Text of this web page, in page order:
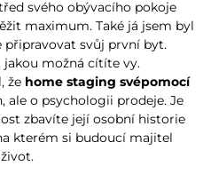
svého obývacího pokoje
maximum. Také já jsem byl
připravovat svůj první byt.
možná cítíte vy.
že home staging svépomocí
ale o psychologii prodeje. Je
zbavíte její osobní historie
kterém si budoucí majitel